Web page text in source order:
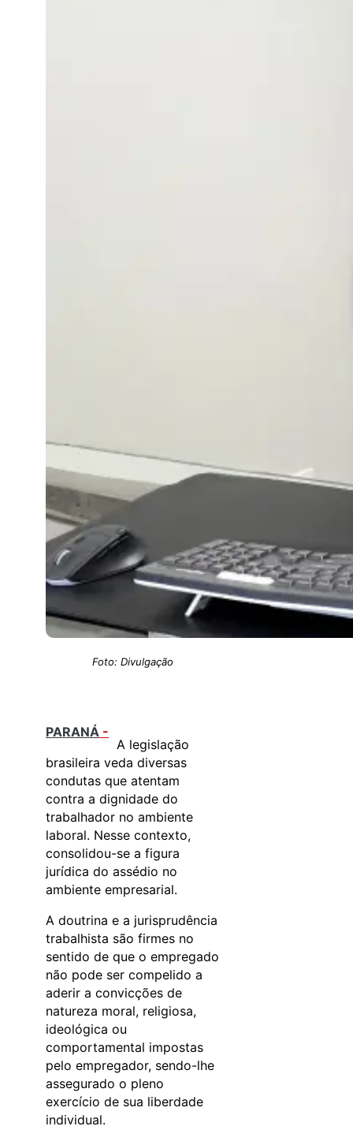
Foto: Divulgação
PARANÁ -
A legislação
brasileira veda diversas
condutas que atentam
contra a dignidade do
trabalhador no ambiente
laboral. Nesse contexto,
consolidou-se a figura
jurídica do assédio no
ambiente empresarial.
A doutrina e a jurisprudência
trabalhista são firmes no
sentido de que o empregado
não pode ser compelido a
aderir a convicções de
natureza moral, religiosa,
ideológica ou
comportamental impostas
pelo empregador, sendo-lhe
assegurado o pleno
exercício de sua liberdade
individual.